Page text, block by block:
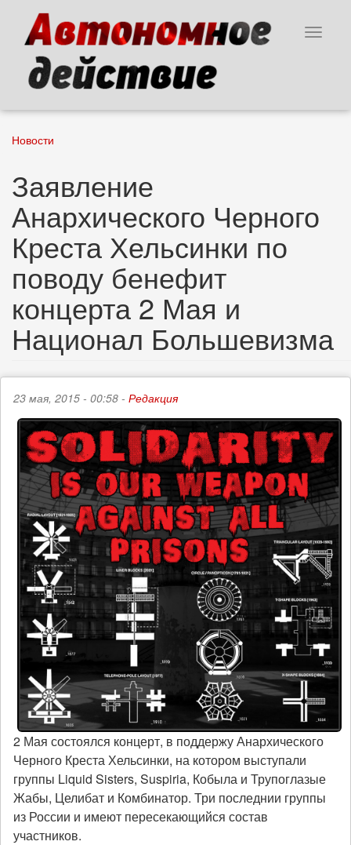
основному
содержанию
Toggle
Новости
Заявление
Анархического Черного
Креста Хельсинки по
поводу бенефит
концерта 2 Мая и
Национал Большевизма
23 мая, 2015 - 00:58 - Редакция
2 Мая состоялся концерт, в поддержу Анархического
Черного Креста Хельсинки, на котором выступали
группы Liquid Sisters, Suspiria, Кобыла и Трупоглазые
Жабы, Целибат и Комбинатор. Три последнии группы
из России и имеют пересекающийся состав
участников.